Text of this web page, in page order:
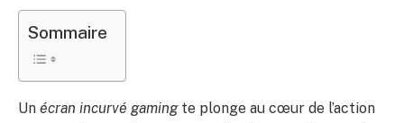
Sommaire
Un écran incurvé gamingte plonge au cœur de l’action